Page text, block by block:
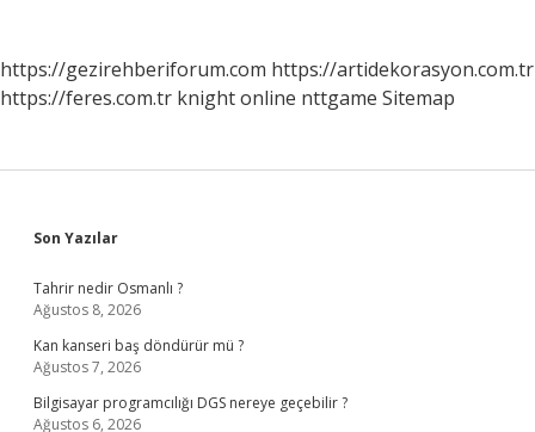
https://gezirehberiforum.com https://artidekorasyon.com.tr
https://feres.com.tr knight online nttgame Sitemap
Sidebar
Son Yazılar
Tahrir nedir Osmanlı ?
Ağustos 8, 2026
Kan kanseri baş döndürür mü ?
Ağustos 7, 2026
Bilgisayar programcılığı DGS nereye geçebilir ?
Ağustos 6, 2026